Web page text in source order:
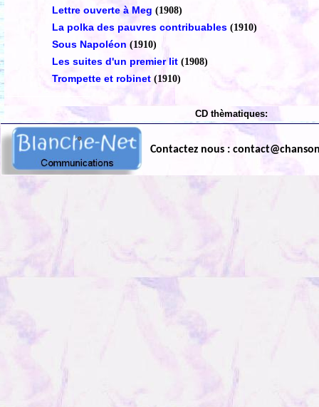
Lettre ouverte à Meg (1908)
La polka des pauvres contribuables (1910)
Sous Napoléon (1910)
Les suites d'un premier lit (1908)
Trompette et robinet (1910)
CD thèmatiques:
Contactez nous :